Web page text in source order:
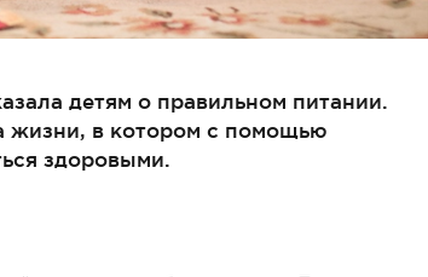
детям о правильном питании.
жизни, в котором с помощью
здоровыми.